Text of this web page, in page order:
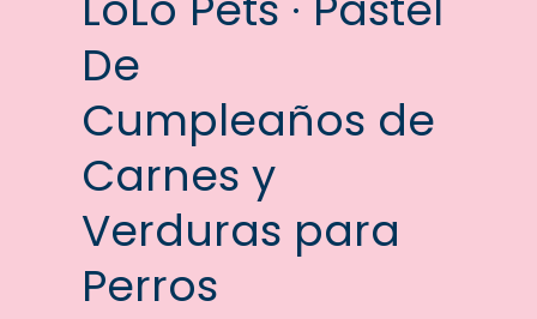
De
Cumpleaños de
Carnes y
Verduras para
Perros